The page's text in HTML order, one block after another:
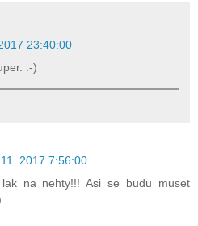
23:40:00
:-)
2017 7:56:00
na nehty!!! Asi se budu muset